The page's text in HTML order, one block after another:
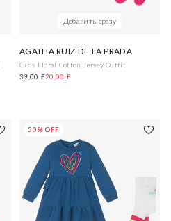
Добавить сразу
AGATHA RUIZ DE LA PRADA
Girls Floral Cotton Jersey Outfit
39,00 £20,00 £
50% OFF